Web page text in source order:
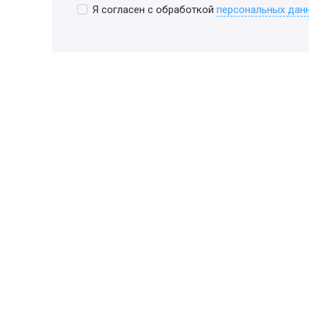
Я согласен с обработкойперсональных